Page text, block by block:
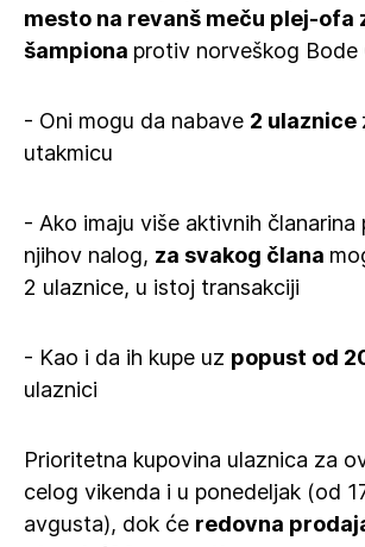
mesto na revanš meču plej-ofa
šampiona protiv norveškog Bode
- Oni mogu da nabave 2 ulaznice
utakmicu
- Ako imaju više aktivnih članarina
njihov nalog, za svakog člana
2 ulaznice, u istoj transakciji
- Kao i da ih kupe uz popust od
ulaznici
Prioritetna kupovina ulaznica za
celog vikenda i u ponedeljak (od
avgusta), dok će redovna